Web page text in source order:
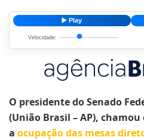
▶️ Play
Velocidade:
O presidente do Senado
(União Brasil – AP),
a ocupação das mesas